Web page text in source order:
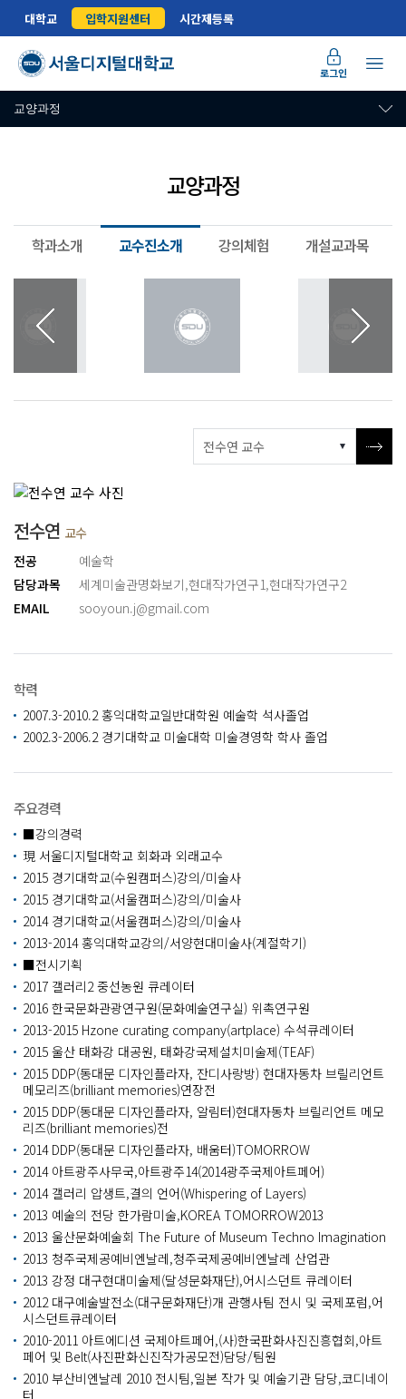
대학교 입학지원센터 시간제등록
로그인
교양과정
교양과정
학과소개 교수진소개 강의체험 개설교과목
전수연 교수
전공
예술학
담당과목
세계미술관명화보기,현대작가연구1,현대작가연구2
EMAIL
sooyoun.j@gmail.com
학력
2007.3-2010.2 홍익대학교일반대학원 예술학 석사졸업
2002.3-2006.2 경기대학교 미술대학 미술경영학 학사 졸업
주요경력
■강의경력
現 서울디지털대학교 회화과 외래교수
2015 경기대학교(수원캠퍼스)강의/미술사
2015 경기대학교(서울캠퍼스)강의/미술사
2014 경기대학교(서울캠퍼스)강의/미술사
2013-2014 홍익대학교강의/서양현대미술사(계절학기)
■전시기획
2017 갤러리2 중선농원 큐레이터
2016 한국문화관광연구원(문화예술연구실) 위촉연구원
2013-2015 Hzone curating company(artplace) 수석큐레이터
2015 울산 태화강 대공원, 태화강국제설치미술제(TEAF)
2015 DDP(동대문 디자인플라자, 잔디사랑방) 현대자동차 브릴리언트
메모리즈(brilliant memories)연장전
2015 DDP(동대문 디자인플라자, 알림터)현대자동차 브릴리언트 메모
리즈(brilliant memories)전
2014 DDP(동대문 디자인플라자, 배움터)TOMORROW
2014 아트광주사무국,아트광주14(2014광주국제아트페어)
2014 갤러리 압생트,결의 언어(Whispering of Layers)
2013 예술의 전당 한가람미술,KOREA TOMORROW2013
2013 울산문화예술회 The Future of Museum Techno Imagination
2013 청주국제공예비엔날레,청주국제공예비엔날레 산업관
2013 강정 대구현대미술제(달성문화재단),어시스던트 큐레이터
2012 대구예술발전소(대구문화재단)개 관행사팀 전시 및 국제포럼,어
시스던트큐레이터
2010-2011 아트에디션 국제아트페어,(사)한국판화사진진흥협회,아트
페어 및 Belt(사진판화신진작가공모전)담당/팀원
2010 부산비엔날레 2010 전시팀,일본 작가 및 예술기관 담당,코디네이
터